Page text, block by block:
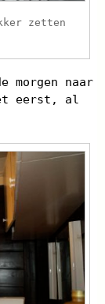
zetten
morgen naar
eerst, al